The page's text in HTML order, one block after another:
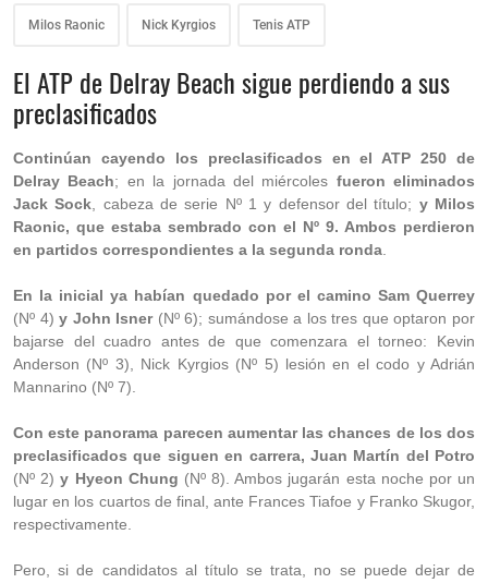
Milos Raonic Nick Kyrgios Tenis ATP
El ATP de Delray Beach sigue perdiendo a sus
preclasificados
Continúan cayendo los preclasificados en el ATP 250 de
Delray Beach; en la jornada del miércoles fueron eliminados
Jack Sock , cabeza de serie Nº 1 y defensor del título; y Milos
Raonic, que estaba sembrado con el Nº 9. Ambos perdieron
en partidos correspondientes a la segunda ronda
En la inicial ya habían quedado por el camino Sam Querrey
(Nº 4)y John Isner(Nº 6); sumándose a los tres que optaron por
bajarse del cuadro antes de que comenzara el torneo: Kevin
Anderson (Nº 3), Nick Kyrgios (Nº 5) lesión en el codo y Adrián
Mannarino (Nº 7).
Con este panorama parecen aumentar las chances de los dos
preclasificados que siguen en carrera, Juan Martín del Potro
(Nº 2)y Hyeon Chung (Nº 8). Ambos jugarán esta noche por un
lugar en los cuartos de final, ante Frances Tiafoe y Franko Skugor,
respectivamente.
Pero, si de candidatos al título se trata, no se puede dejar de